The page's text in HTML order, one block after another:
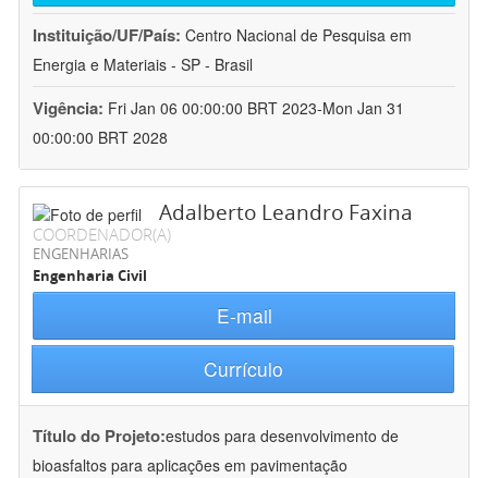
Instituição/UF/País: Centro Nacional de Pesquisa em
Energia e Materiais - SP - Brasil
Vigência: Fri Jan 06 00:00:00 BRT 2023-Mon Jan 31
00:00:00 BRT 2028
Adalberto Leandro Faxina
COORDENADOR(A)
ENGENHARIAS
Engenharia Civil
E-mail
Currículo
Título do Projeto:estudos para desenvolvimento de
bioasfaltos para aplicações em pavimentação